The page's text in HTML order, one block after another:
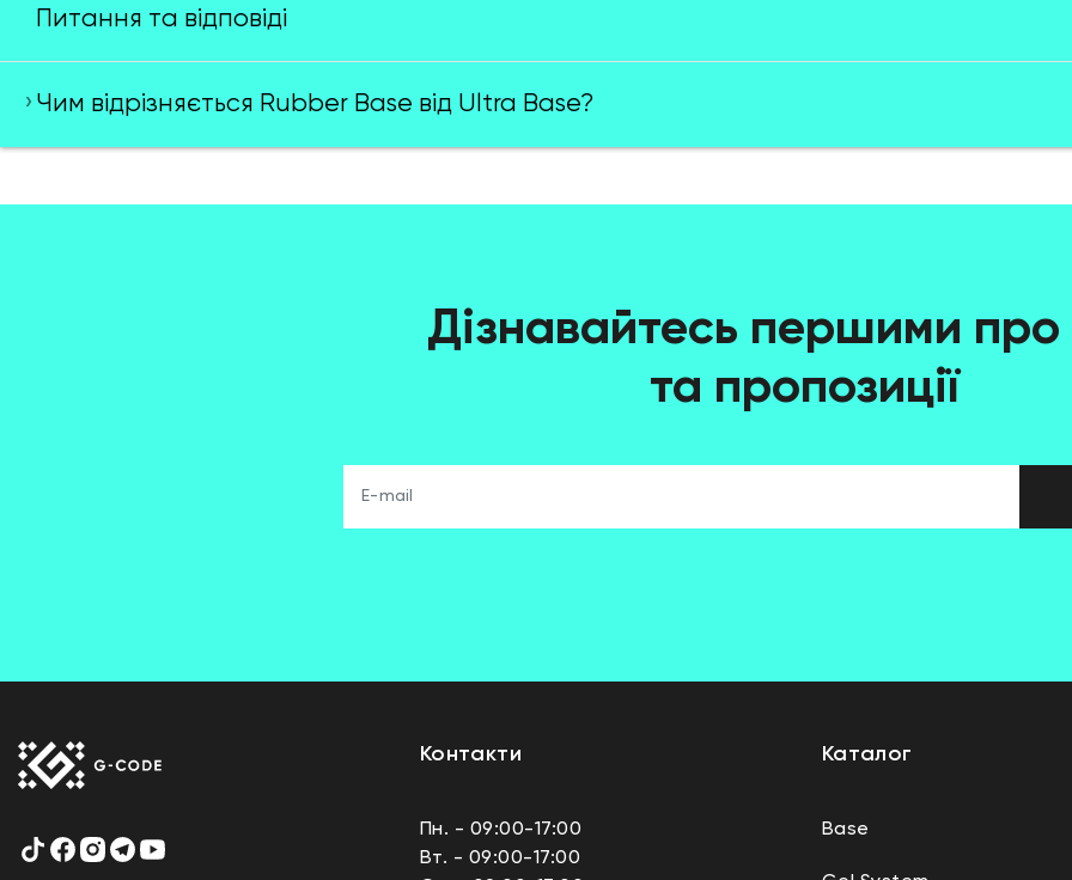
Питання та відповіді
Чим відрізняється Rubber Base від Ultra Base?
Дізнавайтесь першими про
та пропозиції
Контакти
Пн. - 09:00-17:00
Вт. - 09:00-17:00
Каталог
Base